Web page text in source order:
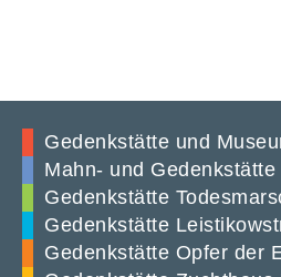
Gedenkstätte und
Mahn- und
Gedenkstätte
Gedenkstätte
Gedenkstätte Opfer der